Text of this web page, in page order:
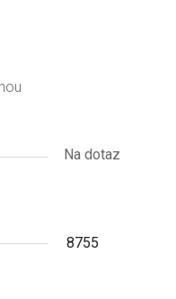
Na dotaz
8755